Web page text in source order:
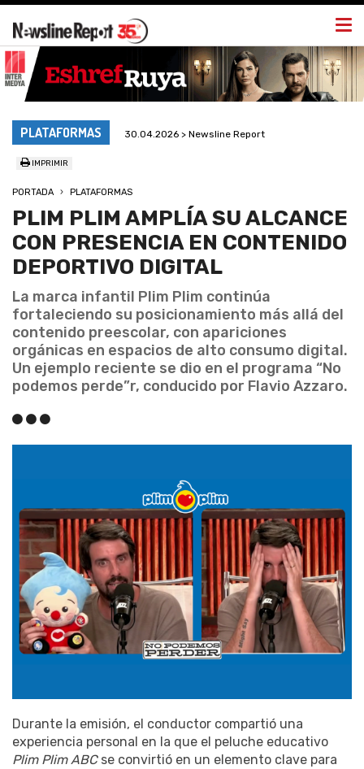
PLATAFORMAS 30.04.2026 > Newsline Report
IMPRIMIR
PORTADA PLATAFORMAS
PLIM PLIM AMPLÍA SU ALCANCE
CON PRESENCIA EN CONTENIDO
DEPORTIVO DIGITAL
La marca infantil Plim Plim continúa
fortaleciendo su posicionamiento más allá del
contenido preescolar, con apariciones
orgánicas en espacios de alto consumo digital.
Un ejemplo reciente se dio en el programa “No
podemos perde”r, conducido por Flavio Azzaro.
Durante la emisión, el conductor compartió una
experiencia personal en la que el peluche educativo
Plim Plim ABCse convirtió en un elemento clave para